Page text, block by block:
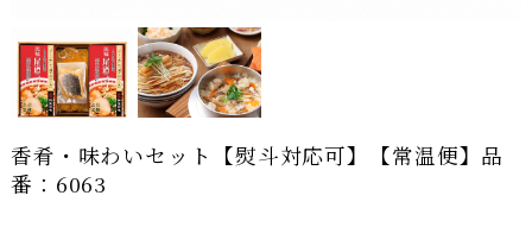
香肴・味わいセット【熨斗対応可】【常温便】品
番：6063